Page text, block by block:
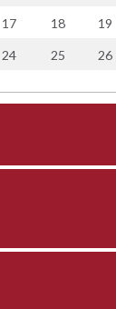
17 18 19
24 25 26